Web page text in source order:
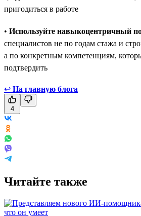
пригодиться в работе
• Используйте навыкоцентричный
специалистов не по годам стажа и
а по конкретным компетенциям,
подтвердить
↩ На главную блога
4
Читайте также